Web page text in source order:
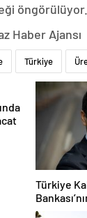
öngörülüyor.
Haber Ajansı
Türkiye
Türkiye
milyar